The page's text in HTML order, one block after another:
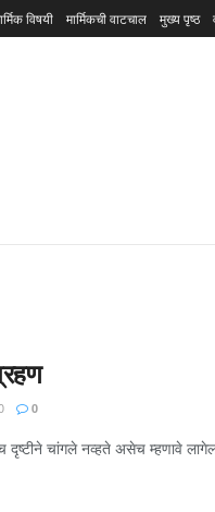
विषयी मार्मिकची वाटचाल मुख्य पृष्ठ
0
दृष्टीने चांगले नव्हते असेच म्हणावे